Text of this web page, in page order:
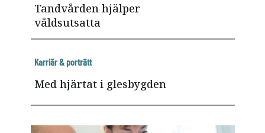
Tandvården hjälper
våldsutsatta
Med hjärtat i glesbygden
Karriär & porträtt